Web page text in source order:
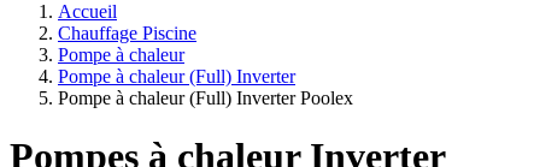
Accueil
Chauffage Piscine
Pompe à chaleur
Pompe à chaleur (Full) Inverter
Pompe à chaleur (Full) Inverter Poolex
Pompes à chaleur Inverter